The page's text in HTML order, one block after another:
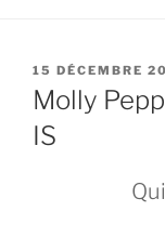
PUBLIÉ
LE
15 DÉCEMBRE
Molly
IS